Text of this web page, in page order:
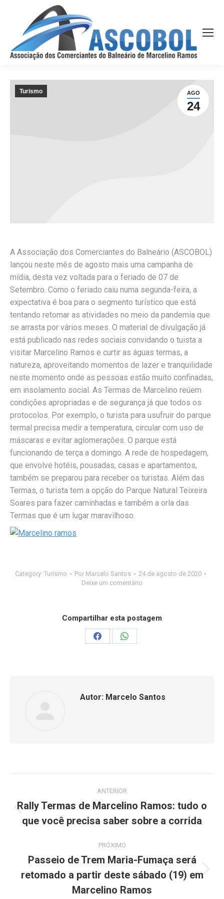
AGO
24
Turismo
A Associação dos Comerciantes do Balneário (ASCOBOL)
lançou neste mês de agosto mais uma campanha de
mídia, desta vez voltada para o feriado de 07 de
Setembro. Como o feriado caiu numa segunda-feira, a
expectativa é boa para o segmento turístico que está
tentando retomar as atividades no meio da pandemia que
se arrasta por vários meses. O material de divulgação já
está publicado nas redes sociais convidando o tuista a
visitar Marcelino Ramos e curtir as águas termas, a
natureza, aproveitando momentos de lazer e tranquilidade
neste momento onde as pessoas estão muito confinadas,
em insolamento social. As Termas de Marcelino reúem
condições apropriadas e de segurança já que todos os
protocolos. Por exemplo, o turista para usufruir do parque
termal precisa medir a temperatura, circular com uso de
máscaras e evitar aglomerações. O parque está
funcionando de terça a domingo. A rede de hospedagem,
que envolve hotéis, pousadas, casas e apartamentos,
também se preparou para receber os turistas. Além das
Termas, o turista tem a opção do Parque Natural Teixeira
Soares para fazer caminhadas e também a orla das
Termas que é um lugar maravilhoso.
Category: Turismo Por Marcelo Santos
24 de agosto de 2020
Deixe um comentário
Compartilhar esta postagem
CompartilharCompartilhar
Autor: Marcelo Santos
de
post:
ANTERIOR
anterior:
Rally Termas de Marcelino Ramos: tudo o
que você precisa saber sobre a corrida
PRÓXIMO
Próximo
post:
Passeio de Trem Maria-Fumaça será
retomado a partir deste sábado (19) em
Marcelino Ramos